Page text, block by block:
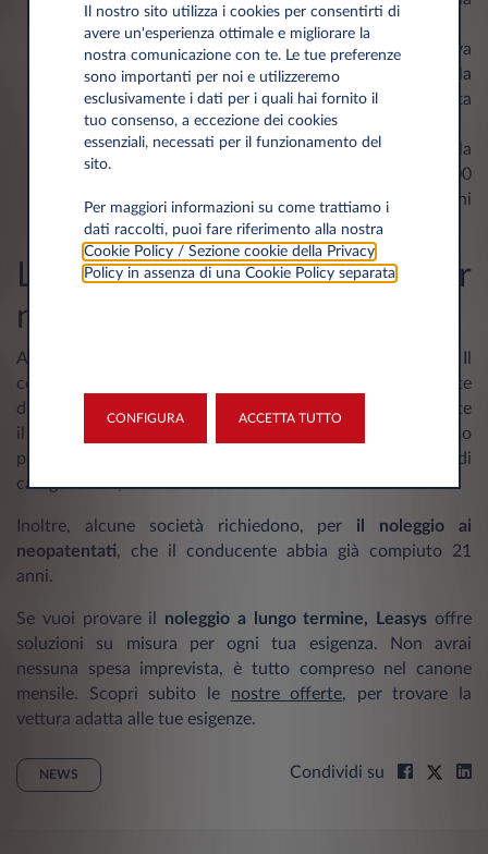
patente viene sospesa per 4-8 mesi;
con tasso alcolemico tra0,8 e 1,5 g/l, la sanzione va
da 1.066,67 a 4.800 euro, la sospensione della
patente può arrivare fino a 8-18 mesi ed è prevista
anche la reclusione fino a 9 mesi;
con tasso alcolemico superiore a1,5 g/l, la pena è la
più severa, con la sanzione che va da 2.000 a 9.000
euro, la sospensione della patente da 16 mesi a 3 anni
e l’arresto da 8 a 18 mesi.
Limiti sul noleggio auto per
neopatentati
Anche il noleggio prevede dei
conducente deve essere in possesso della regolare patente
di guida da almeno 12 mesi e non può noleggiare – durante
il primo anno di patente - veicoli con un rapporto peso
potenza superiore a 55 kW per tonnellata e, per le auto di
categoria M1, il limite è fissato a 70 kW.
Inoltre, alcune società richiedono, per il noleggio ai
neopatentati, che il conducente abbia già compiuto 21
anni.
Se vuoi provare il noleggio a lungo termine, Leasys offre
soluzioni su misura per ogni tua esigenza. Non avrai
nessuna spesa imprevista, è tutto compreso nel canone
mensile. Scopri subito le nostre offerte, per trovare la
vettura adatta alle tue esigenze.
NEWS Condividi su
Il nostro sito utilizza i cookies per consentirti di
avere un'esperienza ottimale e migliorare la
nostra comunicazione con te. Le tue preferenze
sono importanti per noi e utilizzeremo
esclusivamente i dati per i quali hai fornito il
tuo consenso, a eccezione dei cookies
essenziali, necessati per il funzionamento del
sito.
Per maggiori informazioni su come trattiamo i
dati raccolti, puoi fare riferimento alla nostra
Cookie Policy / Sezione cookie della Privacy
Policy in assenza di una Cookie Policy separata
CONFIGURA ACCETTA TUTTO